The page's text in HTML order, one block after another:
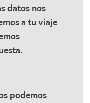
datos nos
a tu viaje
podemos